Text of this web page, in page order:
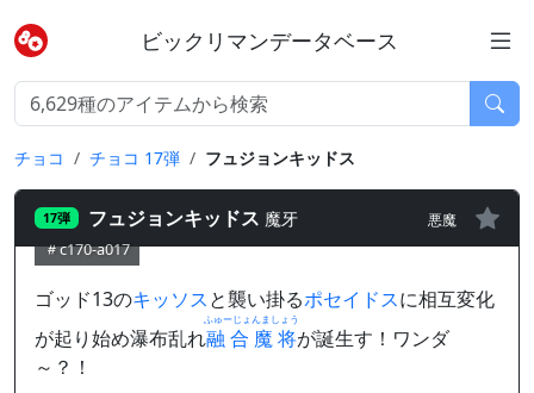
ビックリマンデータベース
チョコ チョコ 17弾 フュジョンキッドス
17弾 フュジョンキッドス 魔牙 悪魔
c170-a017
ゴッド13のキッソスと襲い掛るポセイドスに相互変化
が起り始め瀑布乱れ融合魔将
ふゅーじょんましょう
が誕生す！ワンダ
～？！